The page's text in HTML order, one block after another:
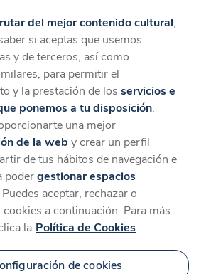
experiencia desde la App
Descargar
del mejor contenido cultural,
si aceptas que usemos
y de terceros, así como
para permitir el
y la prestación de losservicios e
ponemos a tu disposición.
una mejor
de la web y crear un perfil
de tus hábitos de navegación e
podergestionar espacios
Puedes aceptar, rechazar o
a continuación. Para más
la Política de Cookies
de cookies